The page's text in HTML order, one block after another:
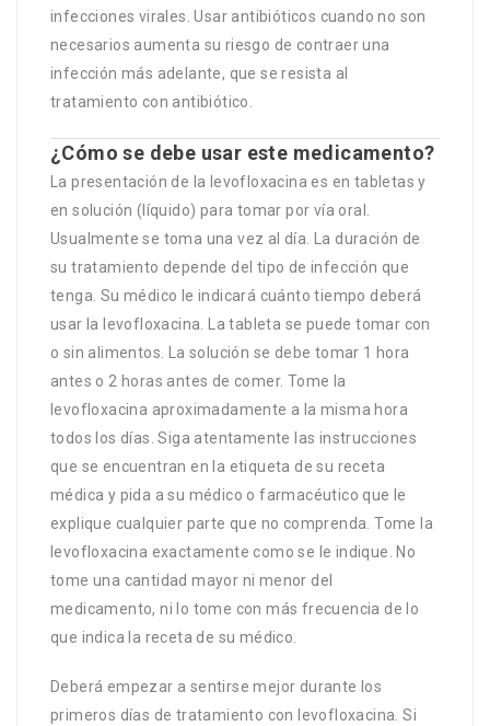
infecciones virales. Usar antibióticos cuando no son
necesarios aumenta su riesgo de contraer una
infección más adelante, que se resista al
tratamiento con antibiótico.
¿Cómo se debe usar este medicamento?
La presentación de la levofloxacina es en tabletas y
en solución (líquido) para tomar por vía oral.
Usualmente se toma una vez al día. La duración de
su tratamiento depende del tipo de infección que
tenga. Su médico le indicará cuánto tiempo deberá
usar la levofloxacina. La tableta se puede tomar con
o sin alimentos. La solución se debe tomar 1 hora
antes o 2 horas antes de comer. Tome la
levofloxacina aproximadamente a la misma hora
todos los días. Siga atentamente las instrucciones
que se encuentran en la etiqueta de su receta
médica y pida a su médico o farmacéutico que le
explique cualquier parte que no comprenda. Tome la
levofloxacina exactamente como se le indique. No
tome una cantidad mayor ni menor del
medicamento, ni lo tome con más frecuencia de lo
que indica la receta de su médico.
Deberá empezar a sentirse mejor durante los
primeros días de tratamiento con levofloxacina. Si